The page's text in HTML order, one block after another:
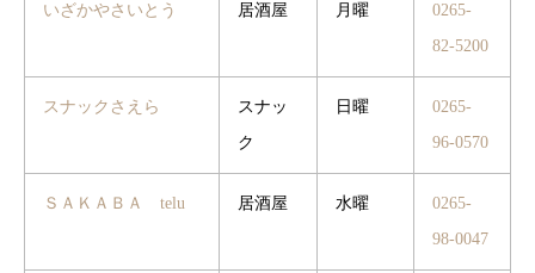
いざかやさいとう 居酒屋 月曜
0265-
82-5200
スナックさえら
スナッ
ク
日曜
0265-
96-0570
ＳＡＫＡＢＡ telu 居酒屋 水曜
0265-
98-0047